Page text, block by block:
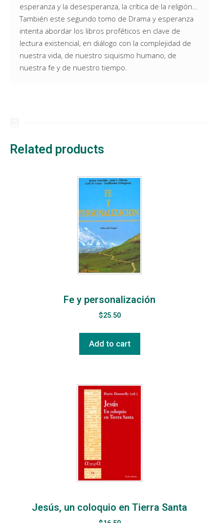
esperanza y la desesperanza, la crítica de la religión…
También este segundo tomo de Drama y esperanza
intenta abordar los libros proféticos en clave de
lectura existencial, en diálogo con la complejidad de
nuestra vida, de nuestro siquismo humano, de
nuestra fe y de nuestro tiempo.
Related products
Fe y personalización
$25.50
Add to cart
Jesús, un coloquio en Tierra Santa